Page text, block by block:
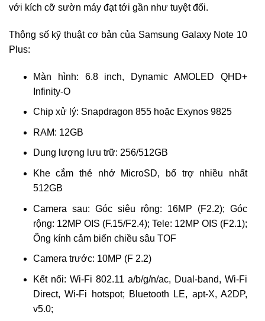
với kích cỡ sườn máy đạt tới gần như tuyệt đối.
Thông số kỹ thuật cơ bản của Samsung Galaxy Note 10
Plus:
Màn hình: 6.8 inch, Dynamic AMOLED QHD+
Infinity-O
Chip xử lý: Snapdragon 855 hoặc Exynos 9825
RAM: 12GB
Dung lượng lưu trữ: 256/512GB
Khe cắm thẻ nhớ MicroSD, bổ trợ nhiều nhất
512GB
Camera sau: Góc siêu rộng: 16MP (F2.2); Góc
rộng: 12MP OIS (F.15/F2.4); Tele: 12MP OIS (F2.1);
Ống kính cảm biến chiều sâu TOF
Camera trước: 10MP (F 2.2)
Kết nối: Wi-Fi 802.11 a/b/g/n/ac, Dual-band, Wi-Fi
Direct, Wi-Fi hotspot; Bluetooth LE, apt-X, A2DP,
v5.0;